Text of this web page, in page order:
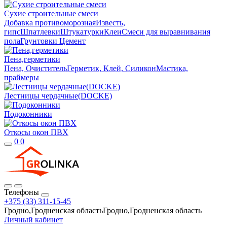
Сухие строительные смеси
Добавка противоморознаяИзвесть,
гипсШпатлевкиШтукатуркиКлеиСмеси для выравнивания
полаГрунтовки Цемент
Пена,герметики
Пена, ОчистительГерметик, Клей, СиликонМастика,
праймеры
Лестницы чердачные(DOCKE)
Подоконники
Откосы окон ПВХ
0 0
Телефоны
+375 (33) 311-15-45
Гродно,Гродненская областьГродно,Гродненская область
Личный кабинет